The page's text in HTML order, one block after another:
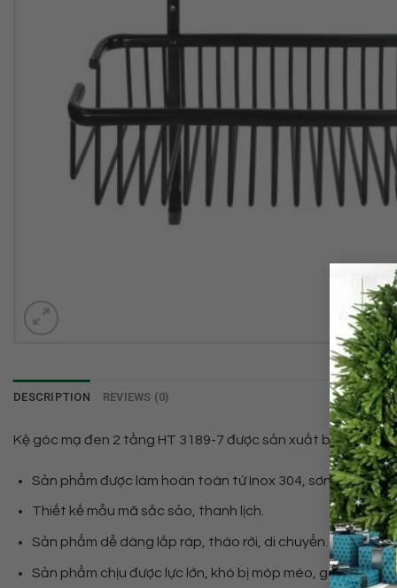
DESCRIPTION REVIEWS (0)
Kệ góc mạ đen 2 tầng HT 3189-7 được sản xuất bằng
Sản phẩm được làm hoàn toàn từ Inox 304, sơn tĩnh
Thiết kế mẫu mã sắc sảo, thanh lịch.
Sản phẩm dễ dàng lắp ráp, tháo rời, di chuyển.
Sản phẩm chịu được lực lớn, khó bị móp méo, gãy.